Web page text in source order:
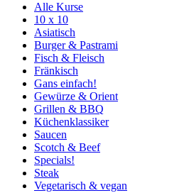
Alle Kurse
10 x 10
Asiatisch
Burger & Pastrami
Fisch & Fleisch
Fränkisch
Gans einfach!
Gewürze & Orient
Grillen & BBQ
Küchenklassiker
Saucen
Scotch & Beef
Specials!
Steak
Vegetarisch & vegan